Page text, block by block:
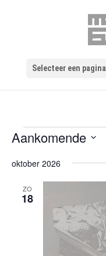
Selecteer een pagina
Evenementen
Aankomende
een
oktober 2026
ZO
18